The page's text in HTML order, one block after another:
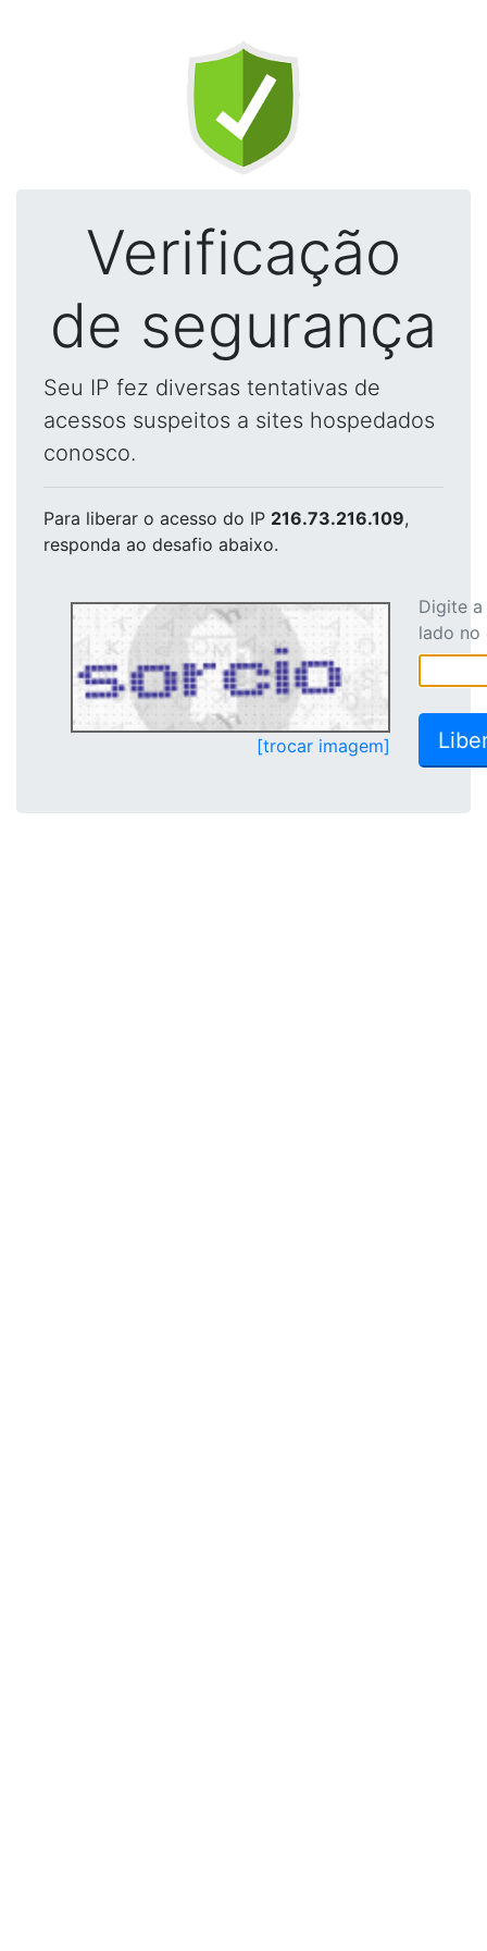
Verificação
de segurança
Seu IP fez diversas tentativas de
acessos suspeitos a sites hospedados
conosco.
Para liberar o acesso do IP 216.73.216.109,
responda ao desafio abaixo.
[trocar imagem]
Digite
lado no